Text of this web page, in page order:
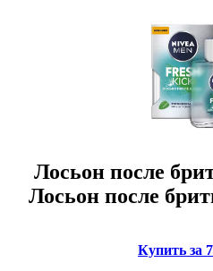
Лосьон после
Лосьон после
Купить за